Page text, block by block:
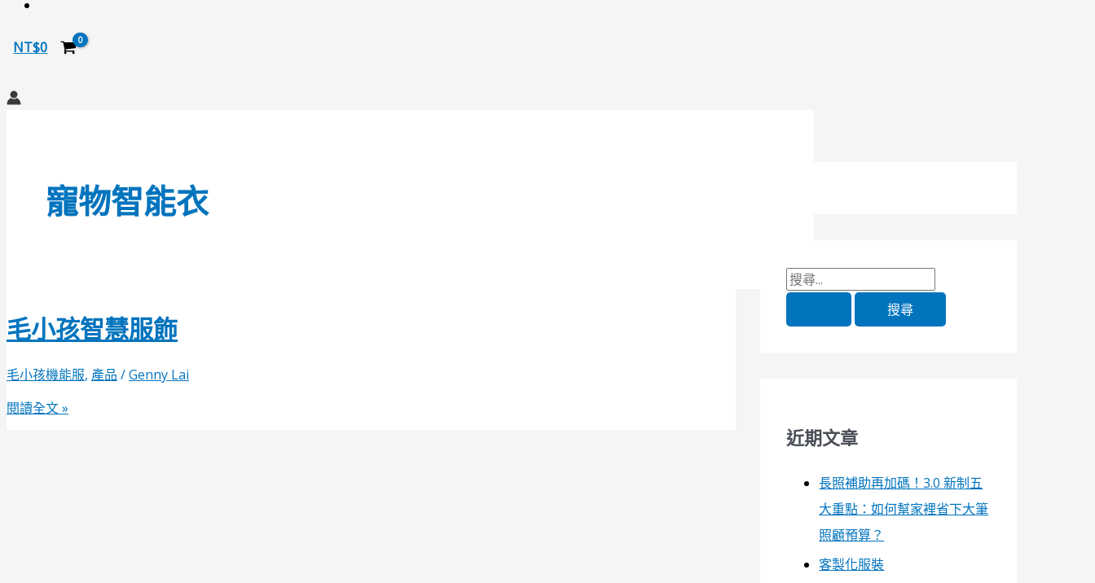
NT$0
尋
寵物智能衣
毛小孩智慧服飾
毛小孩機能服, 產品 /Genny Lai
閱讀全文 »
近期文章
長照補助再加碼！3.0 新制五
大重點：如何幫家裡省下大筆
照顧預算？
客製化服裝